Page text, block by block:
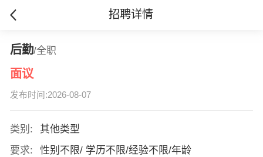
招聘详情
后勤/全职
面议
发布时间:2026-08-07
类别:
其他类型
要求:
性别不限/ 学历不限/经验不限/年龄